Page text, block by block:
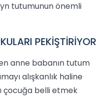
tutumunun önemli
PEKİŞTİRİYOR
anne babanın tutum
alışkanlık haline
çocuğa belli etmek